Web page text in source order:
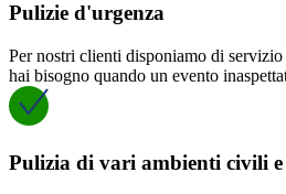
Pulizie d'urgenza
Per nostri clienti disponiamo di
hai bisogno quando un evento
Pulizia di vari ambienti civili